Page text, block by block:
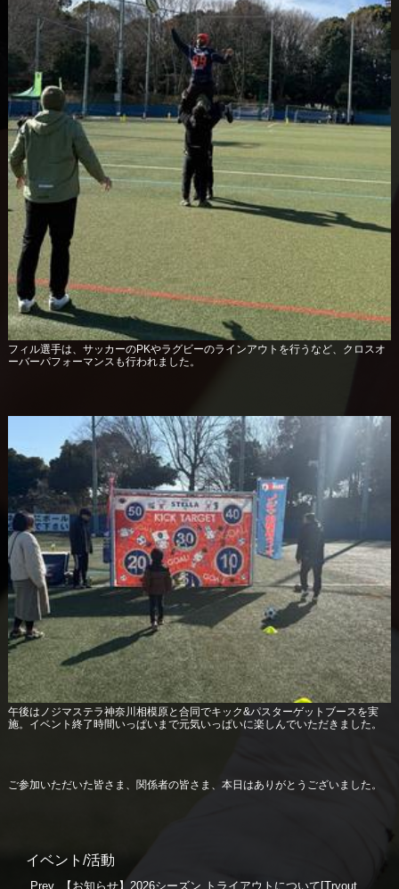
フィル選手は、サッカーのPKやラグビーのラインアウトを行うなど、クロスオ
ーバーパフォーマンスも行われました。
午後はノジマステラ神奈川相模原と合同でキック&パスターゲットブースを実
施。イベント終了時間いっぱいまで元気いっぱいに楽しんでいただきました。
ご参加いただいた皆さま、関係者の皆さま、本日はありがとうございました。
イベント/活動
Prev. 【お知らせ】2026シーズン トライアウトについて[Tryout